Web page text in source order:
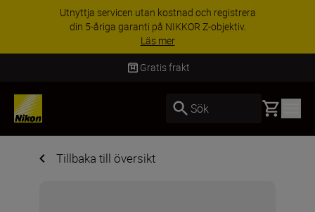
Utnyttja servicen utan kostnad och registrera
din 5-åriga garanti på NIKKOR Z-objektiv.
Läs mer
Gratis frakt
Sök Basket
Tillbaka till översikt